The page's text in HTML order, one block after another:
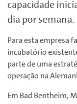
capacidade
dia por semana.
Para esta empresa
incubatório
parte de uma
operação na
Em Bad Bentheim,